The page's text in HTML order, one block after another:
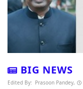
BIG NEWS
Edited By: Prasoon Pandey,